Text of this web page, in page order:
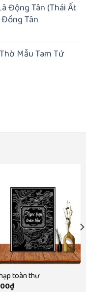
Động Tân (Thái Ất
Tân
Mẫu Tam Tứ
toàn thư
₫